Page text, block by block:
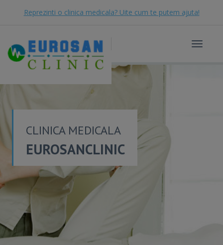
Reprezinti o clinica medicala? Uite cum te putem ajuta!
Toggle
CLINICA MEDICALA
EUROSANCLINIC